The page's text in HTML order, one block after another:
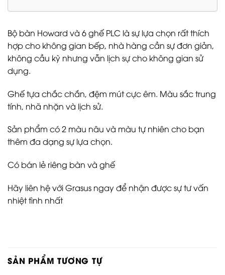
Bộ bàn Howard và 6 ghế PLC là sự lựa chọn rất thích
hợp cho không gian bếp, nhà hàng cần sự đơn giản,
không cầu kỳ nhưng vẫn lịch sự cho không gian sử
dụng.
Ghế tựa chắc chắn, đệm mút cực êm. Màu sắc trung
tính, nhã nhặn và lịch sử.
Sản phẩm có 2 màu nâu và màu tự nhiên cho bạn
thêm đa dạng sự lựa chọn.
Có bán lẻ riêng bàn và ghế
Hãy liên hệ với Grasus ngay để nhận được sự tư vấn
nhiệt tình nhất
SẢN PHẨM TƯƠNG TỰ